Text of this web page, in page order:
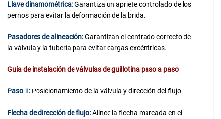
Llave dinamométrica:Garantiza un apriete controlado de los
pernos para evitar la deformación de la brida.
Pasadores de alineación:Garantizan el centrado correcto de
la válvula y la tubería para evitar cargas excéntricas.
Guía de instalación de válvulas de guillotina paso a paso
Paso 1: Posicionamiento de la válvula y dirección del flujo
Flecha de dirección de flujo:Alinee la flecha marcada en el